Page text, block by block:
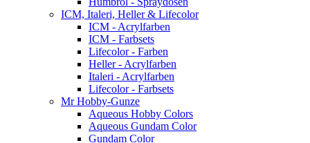
ICM, Italeri, Heller & Lifecolor
ICM - Acrylfarben
ICM - Farbsets
Lifecolor - Farben
Heller - Acrylfarben
Italeri - Acrylfarben
Lifecolor - Farbsets
Mr Hobby-Gunze
Aqueous Hobby Colors
Aqueous Gundam Color
Gundam Color